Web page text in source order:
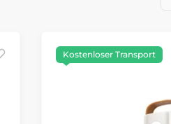
Kostenloser Transport